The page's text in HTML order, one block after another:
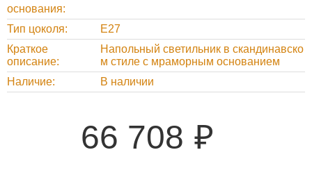
основания
Тип цоколя
Е27
Краткое
описание
Напольный светильник в скандинавско
м стиле с мраморным основанием
Наличие
В наличии
66 708